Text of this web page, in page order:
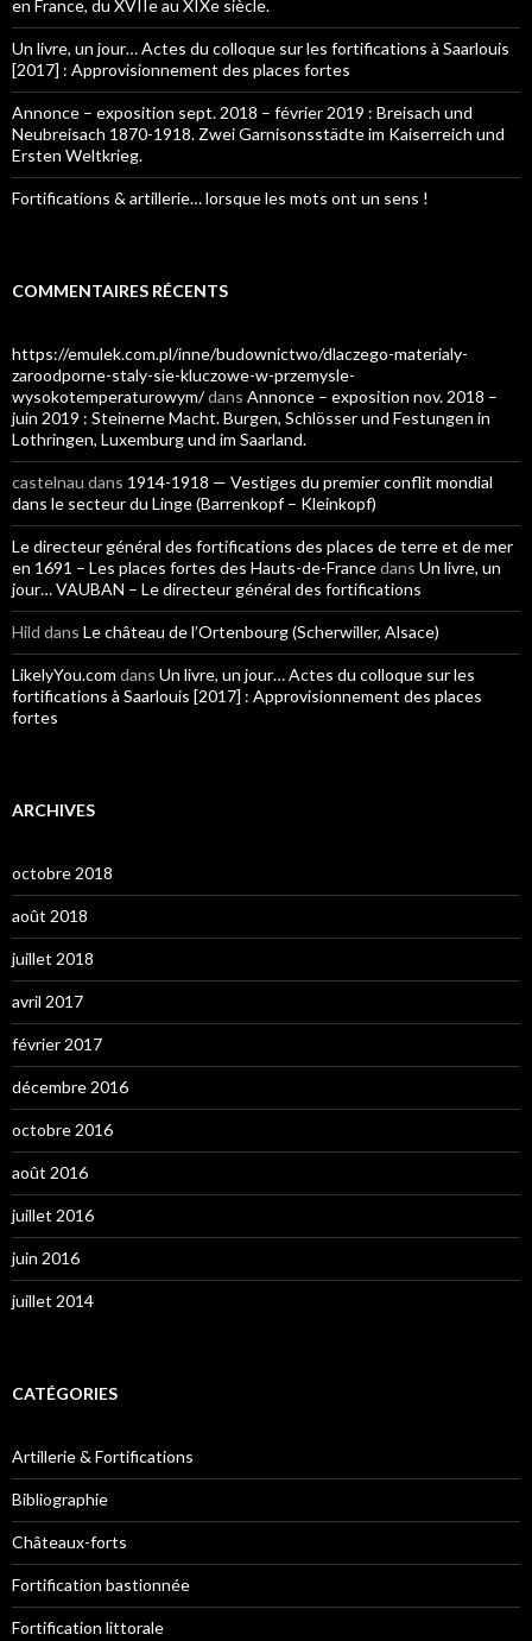
en France, du XVIIe au XIXe siècle.
Un livre, un jour… Actes du colloque sur les fortifications à Saarlouis
[2017] : Approvisionnement des places fortes
Annonce – exposition sept. 2018 – février 2019 : Breisach und
Neubreisach 1870-1918. Zwei Garnisonsstädte im Kaiserreich und
Ersten Weltkrieg.
Fortifications & artillerie… lorsque les mots ont un sens !
COMMENTAIRES RÉCENTS
https://emulek.com.pl/inne/budownictwo/dlaczego-materialy-
zaroodporne-staly-sie-kluczowe-w-przemysle-
wysokotemperaturowym/dans Annonce – exposition nov. 2018 –
juin 2019 : Steinerne Macht. Burgen, Schlösser und Festungen in
Lothringen, Luxemburg und im Saarland.
castelnau dans 1914-1918 — Vestiges du premier conflit mondial
dans le secteur du Linge (Barrenkopf – Kleinkopf)
Le directeur général des fortifications des places de terre et de mer
en 1691 – Les places fortes des Hauts-de-Francedans Un livre, un
jour… VAUBAN – Le directeur général des fortifications
Hild dans Le château de l’Ortenbourg (Scherwiller, Alsace)
LikelyYou.com dans Un livre, un jour… Actes du colloque sur les
fortifications à Saarlouis [2017] : Approvisionnement des places
fortes
ARCHIVES
octobre 2018
août 2018
juillet 2018
avril 2017
février 2017
décembre 2016
octobre 2016
août 2016
juillet 2016
juin 2016
juillet 2014
CATÉGORIES
Artillerie & Fortifications
Bibliographie
Châteaux-forts
Fortification bastionnée
Fortification littorale